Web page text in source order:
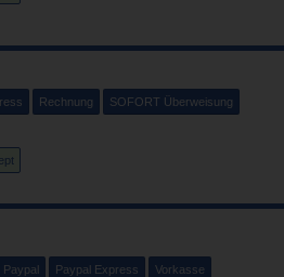
Rechnung SOFORT Überweisung
Paypal Paypal Express Vorkasse